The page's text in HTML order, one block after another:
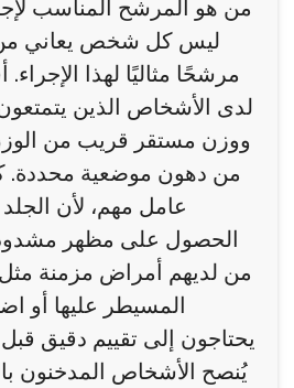
من هو المرشح المناسب
ليس كل شخص يعاني من
مرشحًا مثاليًا لهذا
لدى الأشخاص الذين
ووزن مستقر قريب من الوزن
من دهون موضعية محددة.
عامل مهم، لأن
الحصول على مظهر مشدود
من لديهم أمراض مزمنة
المسيطر عليها أو
يحتاجون إلى تقييم دقيق
يُنصح الأشخاص المدخنون